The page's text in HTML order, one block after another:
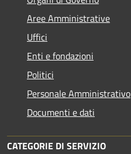
Aree Amministrative
Uffici
Enti e fondazioni
Politici
Personale Amministrativo
Documenti e dati
CATEGORIE DI SERVIZIO